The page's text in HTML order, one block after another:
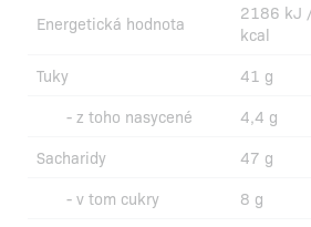
Energetická hodnota
2186 kJ
kcal
Tuky
41 g
- z toho nasycené
4,4 g
Sacharidy
47 g
- v tom cukry
8 g